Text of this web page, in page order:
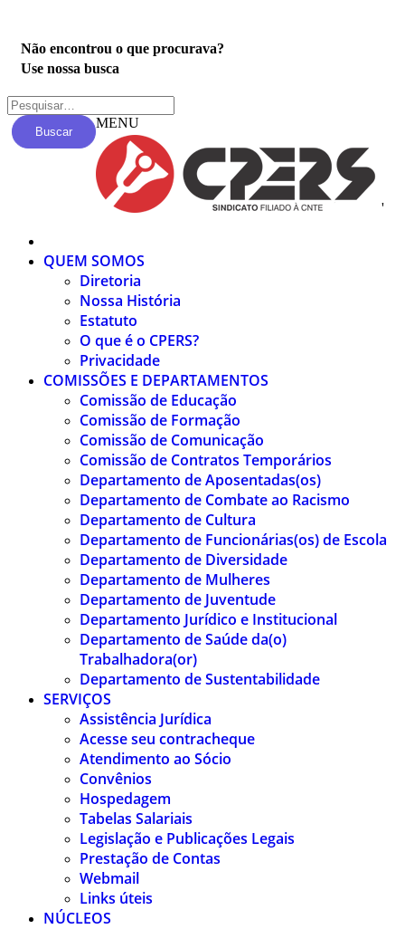
Não encontrou o que procurava?
Use nossa busca
Buscar
MENU
'
QUEM SOMOS
Diretoria
Nossa História
Estatuto
O que é o CPERS?
Privacidade
COMISSÕES E DEPARTAMENTOS
Comissão de Educação
Comissão de Formação
Comissão de Comunicação
Comissão de Contratos Temporários
Departamento de Aposentadas(os)
Departamento de Combate ao Racismo
Departamento de Cultura
Departamento de Funcionárias(os) de Escola
Departamento de Diversidade
Departamento de Mulheres
Departamento de Juventude
Departamento Jurídico e Institucional
Departamento de Saúde da(o)
Trabalhadora(or)
Departamento de Sustentabilidade
SERVIÇOS
Assistência Jurídica
Acesse seu contracheque
Atendimento ao Sócio
Convênios
Hospedagem
Tabelas Salariais
Legislação e Publicações Legais
Prestação de Contas
Webmail
Links úteis
NÚCLEOS